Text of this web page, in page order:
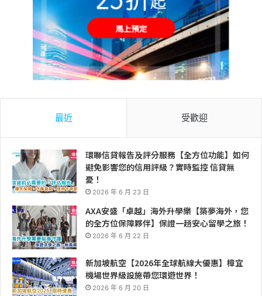
最近 受歡迎
環聯信貸報告及評分服務【全方位功能】如何
避免影響您的信用評級？實時監控 信貸無
憂！
2026 年 6 月 23 日
AXA安盛「卓越」海外升學樂【築夢海外，您
的全方位保障夥伴】保證一趟安心留學之旅！
2026 年 6 月 22 日
新加坡航空【2026年全球航線大優惠】樟宜
機場世界級設施帶您環遊世界！
2026 年 6 月 20 日